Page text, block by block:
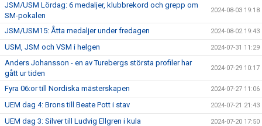
JSM/USM Lördag: 6 medaljer, klubbrekord och grepp om
SM-pokalen
2024-08-03 19:18
JSM/USM15: Åtta medaljer under fredagen 2024-08-02 19:43
USM, JSM och VSM i helgen 2024-07-31 11:29
Anders Johansson - en av Turebergs största profiler har
gått ur tiden
2024-07-29 10:17
Fyra 06:or till Nordiska mästerskapen 2024-07-27 11:06
UEM dag 4: Brons till Beate Pott i stav 2024-07-21 21:43
UEM dag 3: Silver till Ludvig Ellgren i kula 2024-07-20 17:50